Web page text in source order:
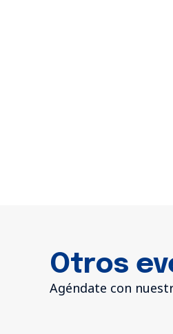
Otros
Agéndate con